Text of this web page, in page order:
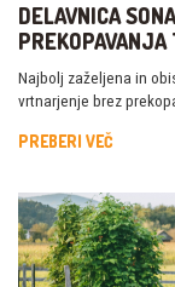
DELAVNICA
PREKOPAVANJA
Najbolj zaželjena in
vrtnarjenje brez
PREBERI VEČ